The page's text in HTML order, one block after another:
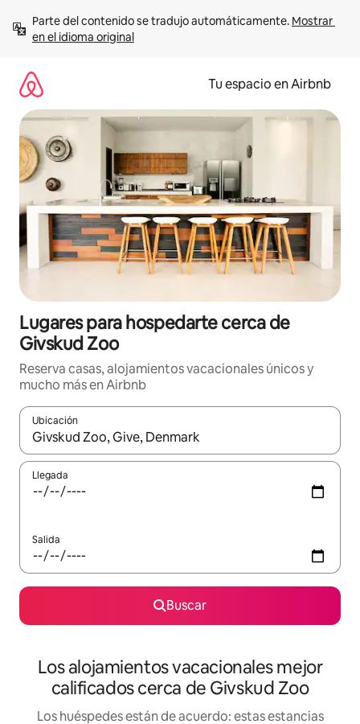
contenido
Parte del contenido se tradujo automáticamente. Mostrar
en el idioma original
Tu espacio en Airbnb
Lugares para hospedarte cerca de
Givskud Zoo
Reserva casas, alojamientos vacacionales únicos y
mucho más en Airbnb
Ubicación
Cuando los resultados estén disponibles, podrás navegar
Llegada
Salida
Buscar
Los alojamientos vacacionales mejor
calificados cerca de Givskud Zoo
Los huéspedes están de acuerdo: estas estancias